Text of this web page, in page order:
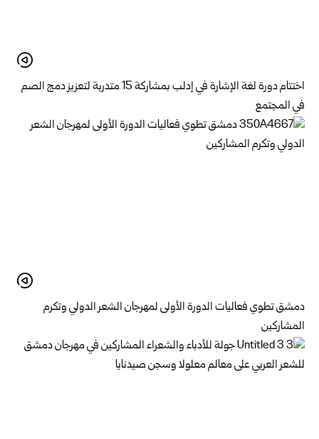
اختتام دورة لغة الإشارة في إدلب بمشاركة 15 متدربة لتعزيز دمج الصم
في المجتمع
دمشق تطوي فعاليات الدورة الأولى لمهرجان الشعر الدولي وتكرم
المشاركين